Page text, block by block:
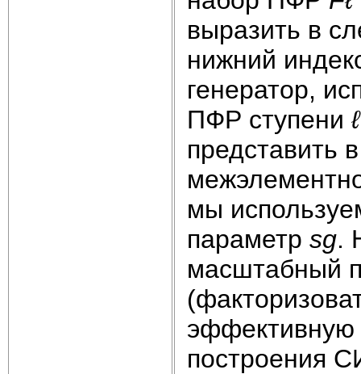
выразить в
нижний
генератор,
ПФР ступени
представить
мы
параметр sg.
масштабный
эффективную
построения